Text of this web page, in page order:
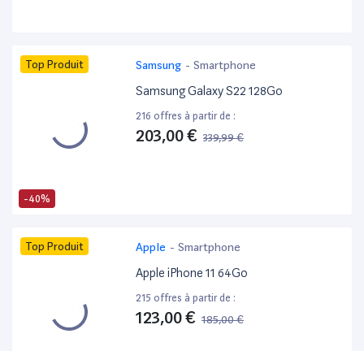
-40%
Top Produit Samsung - Smartphone
Samsung Galaxy S22 128Go
216 offres à partir de :
203,00 € 339,99 €
Top Produit Apple - Smartphone
Apple iPhone 11 64Go
215 offres à partir de :
123,00 € 185,00 €